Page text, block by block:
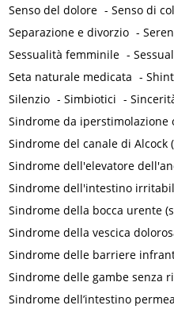
Senso del dolore -Senso di
Separazione e divorzio -
Sessualità femminile -
Seta naturale medicata -
Silenzio -Simbiotici -
Sindrome da iperstimolazione
Sindrome del canale di Alcock
Sindrome dell'elevatore
Sindrome dell'intestino
Sindrome della bocca urente
Sindrome della vescica
Sindrome delle barriere
Sindrome delle gambe senza
Sindrome dell’intestino